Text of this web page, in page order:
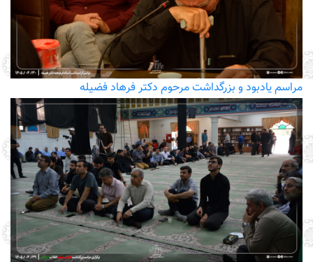
مراسم یادبود و بزرگداشت مرحوم دکتر فرهاد فضیله